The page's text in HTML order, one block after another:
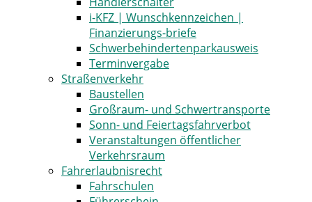
i-KFZ | Wunschkennzeichen |
Finanzierungs-briefe
Schwerbehindertenparkausweis
Terminvergabe
Straßenverkehr
Baustellen
Großraum- und Schwertransporte
Sonn- und Feiertagsfahrverbot
Veranstaltungen öffentlicher
Verkehrsraum
Fahrerlaubnisrecht
Fahrschulen